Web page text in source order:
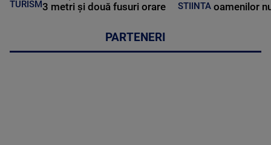
TURISM3 metri și două fusuri orare
STIINTA oamenilor
PARTENERI